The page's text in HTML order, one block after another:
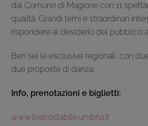
dal Comune di Magione con 11
qualità. Grandi temi e straordinari
rispondere al desiderio del pubblico
Ben sei le esclusive regionali, con
due proposte di danza.
Info, prenotazioni e biglietti:
www.teatrostabile.umbria.it